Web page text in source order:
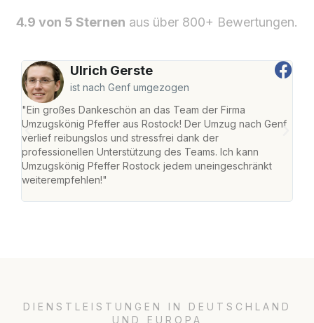
4.9 von 5 Sternen aus über 800+ Bewertungen.
Ulrich Gerste
ist nach Genf umgezogen
"Ein großes Dankeschön an das Team der Firma
Umzugskönig Pfeffer aus Rostock! Der Umzug nach Genf
verlief reibungslos und stressfrei dank der
professionellen Unterstützung des Teams. Ich kann
Umzugskönig Pfeffer Rostock jedem uneingeschränkt
weiterempfehlen!"
DIENSTLEISTUNGEN IN DEUTSCHLAND
UND EUROPA